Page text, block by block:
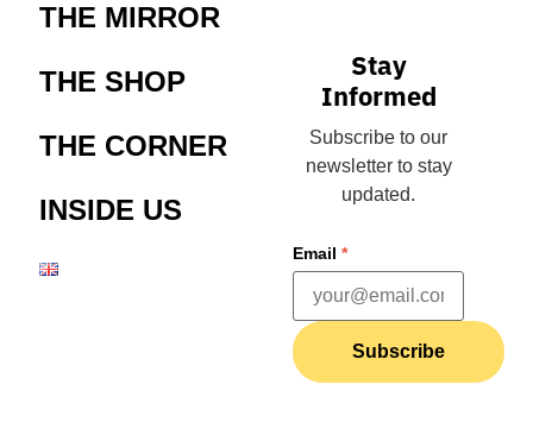
THE MIRROR
THE SHOP
THE CORNER
INSIDE US
Stay
Informed
Subscribe to our
newsletter to stay
updated.
Email *
Subscribe